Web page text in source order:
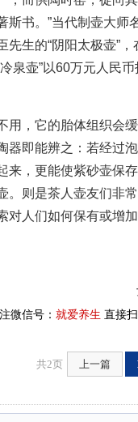
斯书。”当代制壶大师
先生的“阴阳太极壶”
泉壶”以60万元人民
，它的胎体组织会缓
器即能辨之：若经过
来，更能使紫砂壶保
。则是茶人壶友们非
对人们如何保有或增
微信号： 就爱养生 直接
共2页 上一篇